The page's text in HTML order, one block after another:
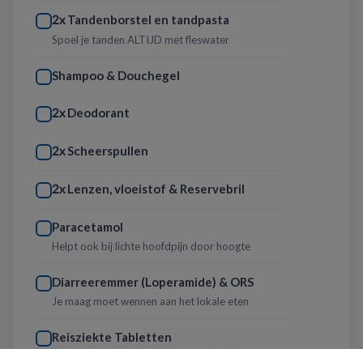
2xTandenborstel en tandpasta
Spoel je tanden ALTIJD met fleswater
Shampoo & Douchegel
2xDeodorant
2xScheerspullen
2xLenzen, vloeistof & Reservebril
Paracetamol
Helpt ook bij lichte hoofdpijn door hoogte
Diarreeremmer (Loperamide) & ORS
Je maag moet wennen aan het lokale eten
Reisziekte Tabletten